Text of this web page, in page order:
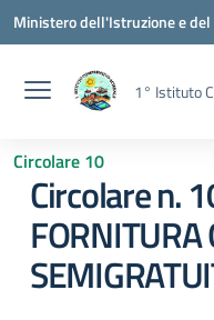
Vai ai contenuti
Vai al menu di navigazione
Vai al footer
Ministero dell'Istruzione e
1° Istituto
Circolare 10
Circolare n.
FORNITURA